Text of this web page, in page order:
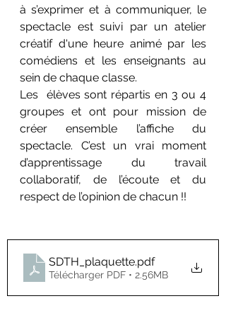
à s’exprimer et à communiquer, le
spectacle est suivi par un atelier
créatif d'une heure animé par les
comédiens et les enseignants au
sein de chaque classe.
Les  élèves sont répartis en 3 ou 4
groupes et ont pour mission de
créer ensemble l’affiche du
spectacle. C’est un vrai moment
d’apprentissage du travail
collaboratif, de l’écoute et du
respect de l’opinion de chacun !!
SDTH_plaquette.pdf
Télécharger PDF • 2.56MB